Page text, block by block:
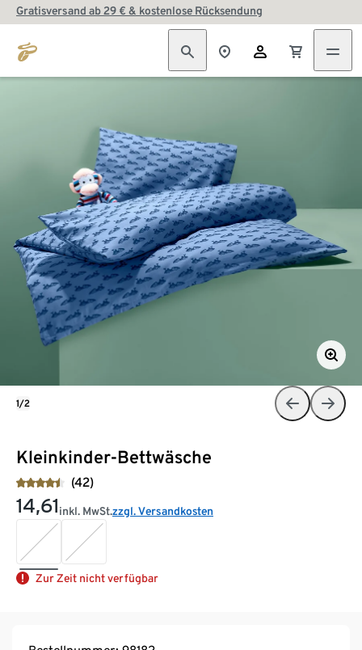
Gratisversand ab 29 € & kostenlose Rücksendung
Kleinkinder-Bettwäsche
(42)
14,61inkl. MwSt.zzgl. Versandkosten
Zur Zeit nicht verfügbar
1/2